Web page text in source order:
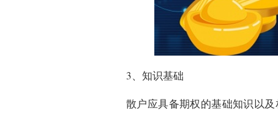
3、知识基础
散户应具备期权的基础知识以